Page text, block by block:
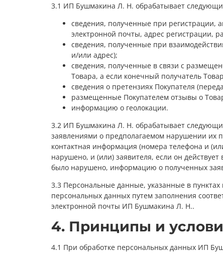
3.1 ИП Бушмакина Л. Н. обрабатывает
сведения, полученные при регистрации,
электронной почты, адрес регистрации,
сведения, полученные при
и/или адрес);
сведения, полученные в связи с
Товара, а если конечный получатель
сведения о претензиях Покупателя
размещенные Покупателем отзывы о
информацию о геолокации.
3.2 ИП Бушмакина Л. Н. обрабатывает
заявлениями о предполагаемом нарушении их
контактная информация (номера телефона и
нарушено, и (или) заявителя, если он
было нарушено, информацию о полученных
3.3 Персональные данные, указанные в
персональных данных путем заполнения
электронной почты ИП Бушмакина Л. Н..
4. Принципы и
4.1 При обработке персональных данных ИП